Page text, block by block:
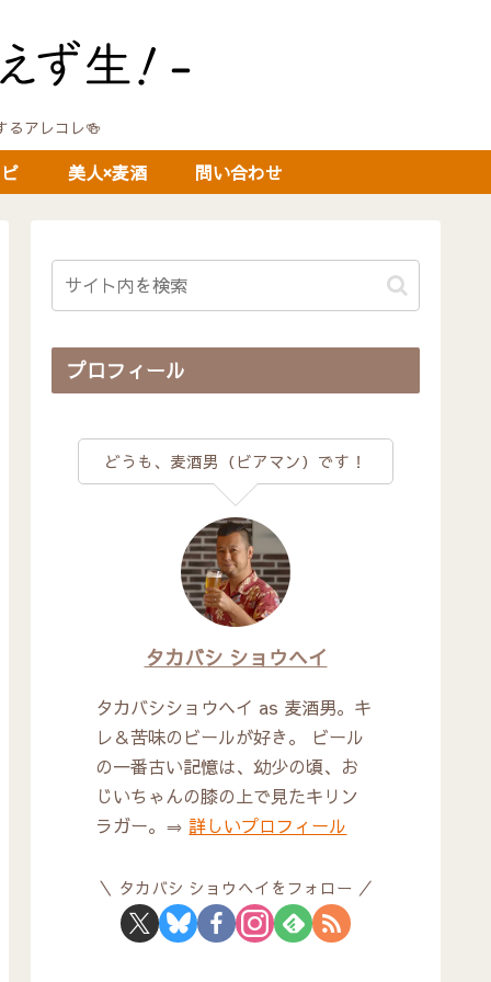
アレコレ🍻
美人×麦酒 問い合わせ
プロフィール
どうも、麦酒男（ビアマン）です！
タカバシ ショウヘイ
タカバシショウヘイ as 麦酒男。キ
レ＆苦味のビールが好き。 ビール
の一番古い記憶は、幼少の頃、お
じいちゃんの膝の上で見たキリン
ラガー。⇒詳しいプロフィール
タカバシ ショウヘイをフォロー